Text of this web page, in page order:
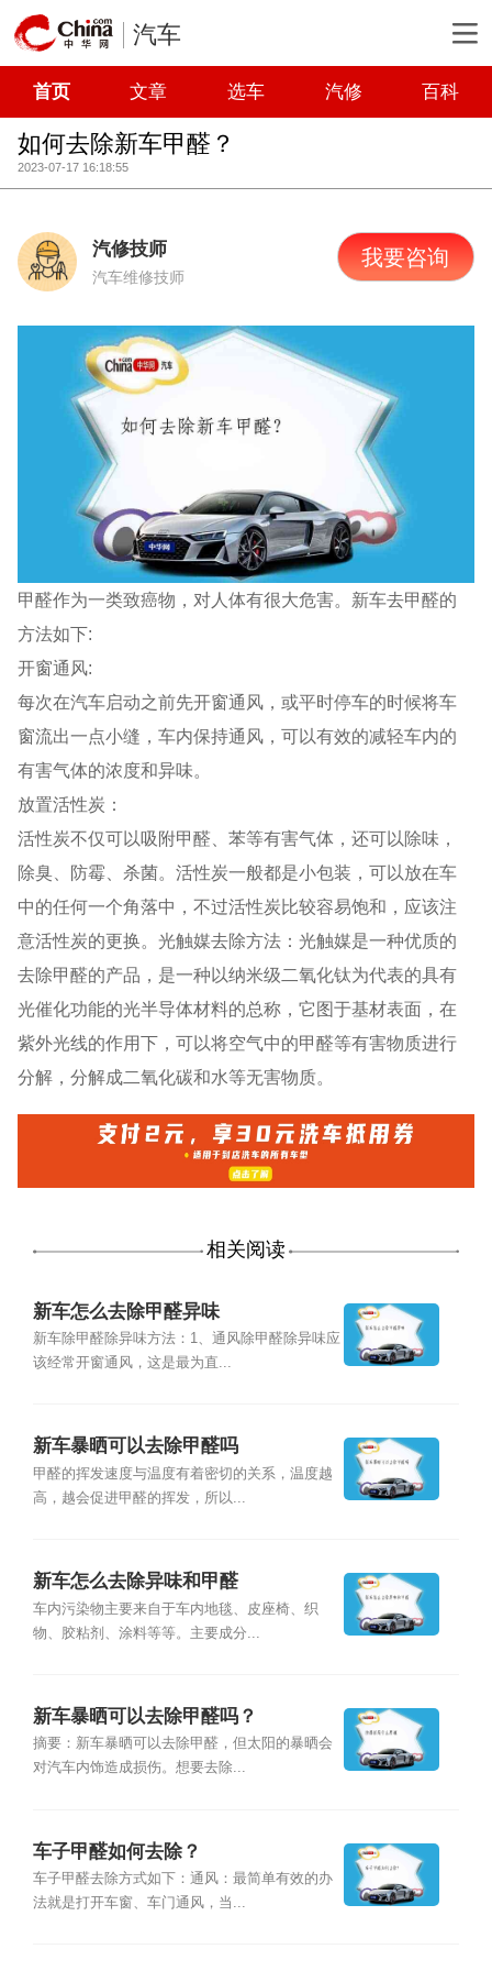
汽车
首页 文章 选车 汽修 百科
如何去除新车甲醛？
2023-07-17 16:18:55
汽修技师
汽车维修技师
我要咨询
甲醛作为一类致癌物，对人体有很大危害。新车去甲醛的
方法如下:
开窗通风:
每次在汽车启动之前先开窗通风，或平时停车的时候将车
窗流出一点小缝，车内保持通风，可以有效的减轻车内的
有害气体的浓度和异味。
放置活性炭：
活性炭不仅可以吸附甲醛、苯等有害气体，还可以除味，
除臭、防霉、杀菌。活性炭一般都是小包装，可以放在车
中的任何一个角落中，不过活性炭比较容易饱和，应该注
意活性炭的更换。光触媒去除方法：光触媒是一种优质的
去除甲醛的产品，是一种以纳米级二氧化钛为代表的具有
光催化功能的光半导体材料的总称，它图于基材表面，在
紫外光线的作用下，可以将空气中的甲醛等有害物质进行
分解，分解成二氧化碳和水等无害物质。
相关阅读
新车怎么去除甲醛异味
新车除甲醛除异味方法：1、通风除甲醛除异味应
该经常开窗通风，这是最为直...
新车暴晒可以去除甲醛吗
甲醛的挥发速度与温度有着密切的关系，温度越
高，越会促进甲醛的挥发，所以...
新车怎么去除异味和甲醛
车内污染物主要来自于车内地毯、皮座椅、织
物、胶粘剂、涂料等等。主要成分...
新车暴晒可以去除甲醛吗？
摘要：新车暴晒可以去除甲醛，但太阳的暴晒会
对汽车内饰造成损伤。想要去除...
车子甲醛如何去除？
车子甲醛去除方式如下：通风：最简单有效的办
法就是打开车窗、车门通风，当...